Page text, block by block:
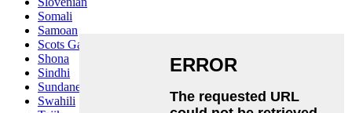
Somali
Samoan
Scots Gaelic
Shona
Sindhi
Sundanese
Swahili